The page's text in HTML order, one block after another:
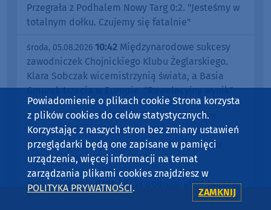
Przegrała z Podhalem Nowy Targ 0:2. "Jesteśmy w
totalnym dołku. Czujemy się fatalnie"
środa, 05.08.2026 10:42 Międzynarodowe sukcesy
zawodniczek Chojnickiego Klubu Żeglarskiego.
Klara Sobczak wicemistrzynią świata, a Basia
Gmurek trzecia w Europie. "Rewelacyjny wynik"
środa, 05.08.2026 07:25Po nokaucie w Nowym
Sączu, Chojniczanka spróbuje się podnieść w
Nowym Targu. Dziś (5.08) mecz z Podhalem w
Pucharze Polski
środa, 05.08.2026 07:16IMGW podnosi alert burzowy
do drugiego stopnia. Ostrzega przed silnym
Powiadomienie o plikach cookie Strona korzysta
z plików cookies do celów statystycznych.
Korzystając z naszych stron bez zmiany ustawień
przeglądarki będą one zapisane w pamięci
urządzenia, więcej informacji na temat
zarządzania plikami cookies znajdziesz w
POLITYKA PRYWATNOŚCI. ZAMKNIJ